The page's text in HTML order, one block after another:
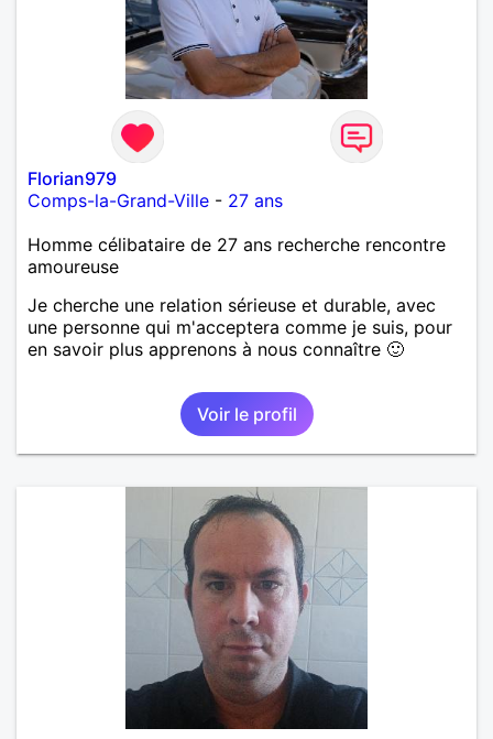
Florian979
Comps-la-Grand-Ville - 27 ans
Homme célibataire de 27 ans recherche rencontre
amoureuse
Je cherche une relation sérieuse et durable, avec
une personne qui m'acceptera comme je suis, pour
en savoir plus apprenons à nous connaître 🙂
Voir le profil